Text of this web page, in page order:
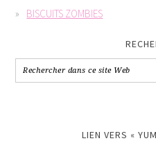
BISCUITS ZOMBIES
LIEN VERS «